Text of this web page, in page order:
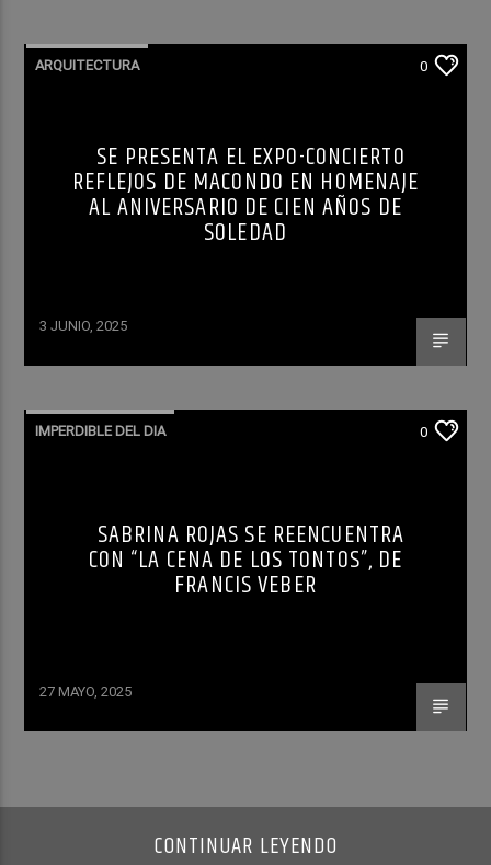
ARQUITECTURA 0
SE PRESENTA EL EXPO-CONCIERTO
REFLEJOS DE MACONDO EN HOMENAJE
AL ANIVERSARIO DE CIEN AÑOS DE
SOLEDAD
3 JUNIO, 2025
IMPERDIBLE DEL DIA 0
SABRINA ROJAS SE REENCUENTRA
CON “LA CENA DE LOS TONTOS”, DE
FRANCIS VEBER
27 MAYO, 2025
CONTINUAR LEYENDO